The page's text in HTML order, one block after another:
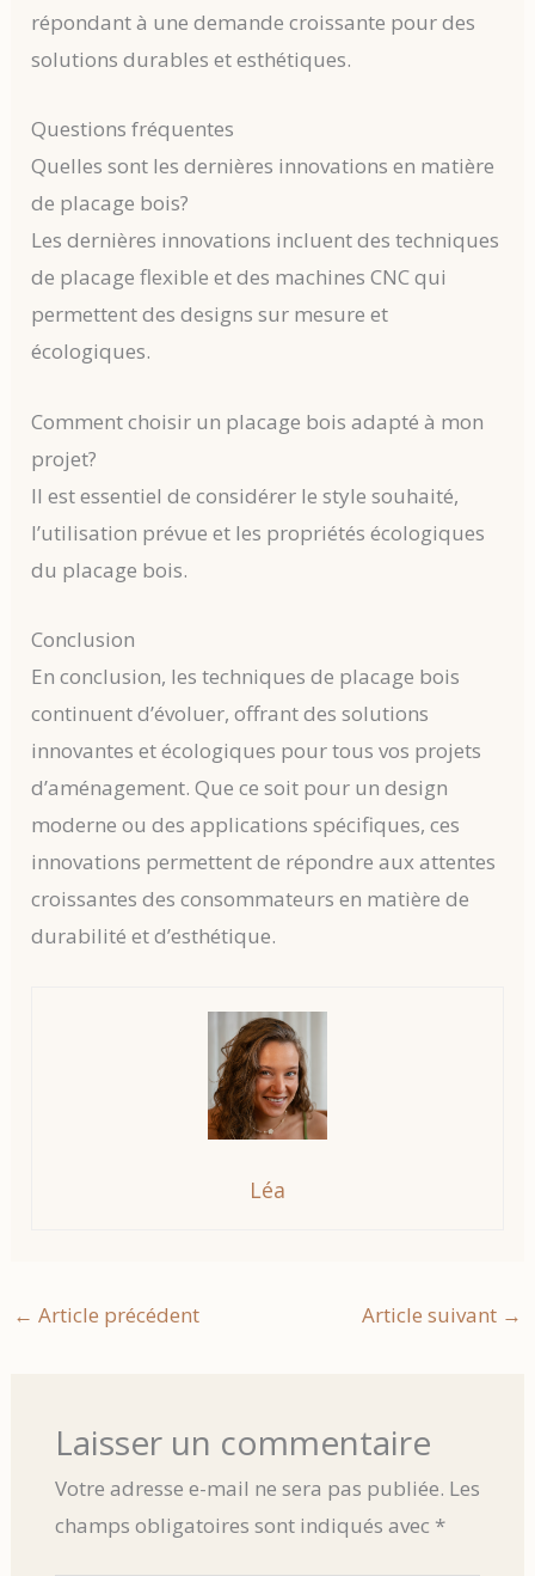
répondant à une demande croissante pour des
solutions durables et esthétiques.
Questions fréquentes
Quelles sont les dernières innovations en matière
de placage bois?
Les dernières innovations incluent des techniques
de placage flexible et des machines CNC qui
permettent des designs sur mesure et
écologiques.
Comment choisir un placage bois adapté à mon
projet?
Il est essentiel de considérer le style souhaité,
l’utilisation prévue et les propriétés écologiques
du placage bois.
Conclusion
En conclusion, les techniques de placage bois
continuent d’évoluer, offrant des solutions
innovantes et écologiques pour tous vos projets
d’aménagement. Que ce soit pour un design
moderne ou des applications spécifiques, ces
innovations permettent de répondre aux attentes
croissantes des consommateurs en matière de
durabilité et d’esthétique.
Léa
← Article précédent Article suivant →
Laisser un commentaire
Votre adresse e-mail ne sera pas publiée. Les
champs obligatoires sont indiqués avec *